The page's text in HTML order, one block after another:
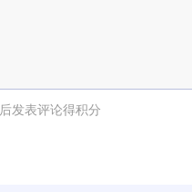
后发表评论得积分